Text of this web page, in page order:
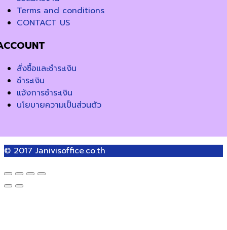
Terms and conditions
CONTACT US
สั่งซื้อและชำระเงิน
ชำระเงิน
แจ้งการชำระเงิน
นโยบายความเป็นส่วนตัว
© 2017 Janivisoffice.co.th